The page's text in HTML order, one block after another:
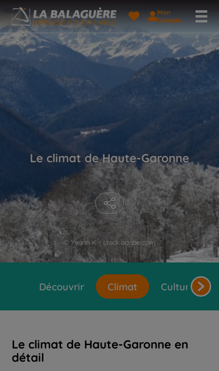
Mon
Compte
© Yvann K - stock.adobe.com
Le climat de Haute-Garonne
Découvrir Climat Cultures et
Le climat de Haute-Garonne en
détail